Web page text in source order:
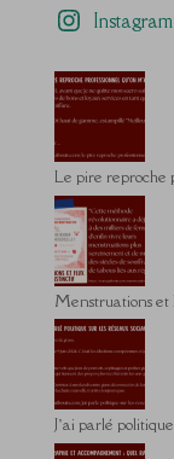
Instagram
Le pire reproche
Menstruations
J’ai parlé